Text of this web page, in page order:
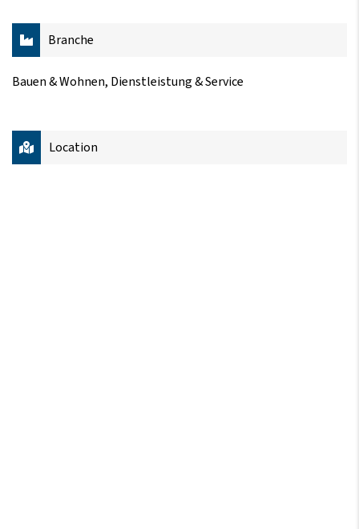
Branche
Bauen & Wohnen, Dienstleistung & Service
Location